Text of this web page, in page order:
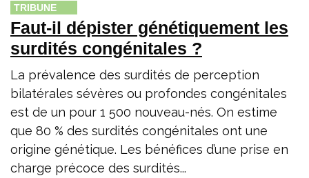
TRIBUNE
Faut-il dépister génétiquement les
surdités congénitales ?
La prévalence des surdités de perception
bilatérales sévères ou profondes congénitales
est de un pour 1 500 nouveau-nés. On estime
que 80 % des surdités congénitales ont une
origine génétique. Les bénéfices d’une prise en
charge précoce des surdités...